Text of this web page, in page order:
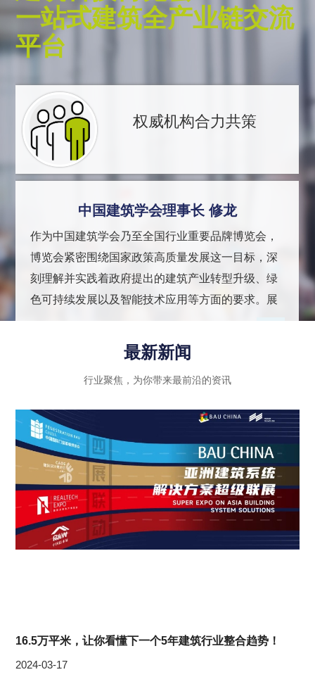
一站式建筑全产业链交流
平台
权威机构合力共策
中国建筑学会理事长 修龙
作为中国建筑学会乃至全国行业重要品牌博览会，
博览会紧密围绕国家政策高质量发展这一目标，深
刻理解并实践着政府提出的建筑产业转型升级、绿
色可持续发展以及智能技术应用等方面的要求。展
用，同时注重政策法规的引导和推动作用，进一步
推动建筑行业向高质量发展迈进。
最新新闻
行业聚焦，为你带来最前沿的资讯
16.5万平米，让你看懂下一个5年建筑行业整合趋势！
2024-03-17